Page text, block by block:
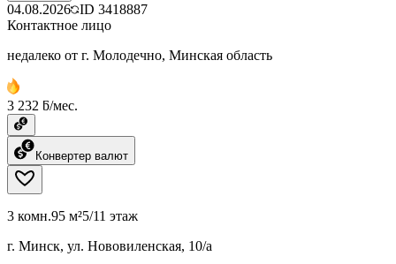
04.08.2026 ID 3418887
Контактное лицо
недалеко от г. Молодечно, Минская область
3 232 ƃ/мес.
Конвертер валют
3 комн.95 м²5/11 этаж
г. Минск, ул. Нововиленская, 10/а